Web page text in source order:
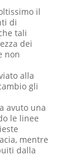
il
di
tali
dei
non
alla
gli
avuto una
le linee
mentre
dalla